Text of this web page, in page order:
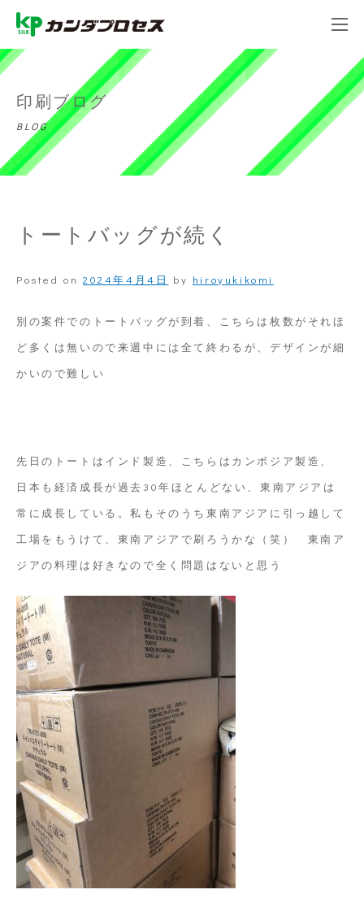
印刷ブログ
BLOG
トートバッグが続く
Posted on 2024年4月4日 by hiroyukikomi
別の案件でのトートバッグが到着、こちらは枚数がそれほ
ど多くは無いので来週中には全て終わるが、デザインが細
かいので難しい
先日のトートはインド製造、こちらはカンボジア製造、
日本も経済成長が過去30年ほとんどない、東南アジアは
常に成長している。私もそのうち東南アジアに引っ越して
工場をもうけて、東南アジアで刷ろうかな（笑） 東南ア
ジアの料理は好きなので全く問題はないと思う